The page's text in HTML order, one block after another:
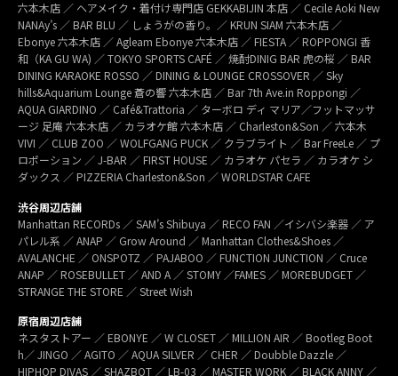
六本木店 ／ ヘアメイク・着付け専門店 GEKKABIJIN 本店 ／ Cecile Aoki New
NANAy’s ／ BAR BLU ／ しょうがの香り。／ KRUN SIAM 六本木店 ／
Ebonye 六本木店 ／ Agleam Ebonye 六本木店 ／ FIESTA ／ ROPPONGI 香
和（KA GU WA) ／ TOKYO SPORTS CAFÉ ／ 焼酎DINIG BAR 虎の桜 ／ BAR
DINING KARAOKE ROSSO ／ DINING & LOUNGE CROSSOVER ／ Sky
hills&Aquarium Lounge 蒼の響 六本木店 ／ Bar 7th Ave.in Roppongi ／
AQUA GIARDINO ／ Café&Trattoria ／ ターボロ ディ マリア／フットマッサ
ージ 足庵 六本木店 ／ カラオケ館 六本木店 ／ Charleston&Son ／ 六本木
VIVI ／ CLUB ZOO ／ WOLFGANG PUCK ／ クラブライト ／ Bar FreeLe ／ プ
ロポーション ／ J-BAR ／ FIRST HOUSE ／ カラオケ パセラ ／ カラオケ シ
ダックス ／ PIZZERIA Charleston&Son ／ WORLDSTAR CAFE
渋谷周辺店舗
Manhattan RECORDs ／ SAM’s Shibuya ／ RECO FAN ／イシバシ楽器 ／ ア
パレル系 ／ ANAP ／ Grow Around ／ Manhattan Clothes&Shoes ／
AVALANCHE ／ ONSPOTZ ／ PAJABOO ／ FUNCTION JUNCTION ／ Cruce
ANAP ／ ROSEBULLET ／ AND A ／ STOMY ／FAMES ／ MOREBUDGET ／
STRANGE THE STORE ／ Street Wish
原宿周辺店舗
ネスタストアー ／ EBONYE ／ W CLOSET ／ MILLION AIR ／ Bootleg Boot
h／ JINGO ／ AGITO ／ AQUA SILVER ／ CHER ／ Doubble Dazzle ／
HIPHOP DIVAS ／ SHAZBOT ／ LB-03 ／ MASTER WORK ／ BLACK ANNY ／